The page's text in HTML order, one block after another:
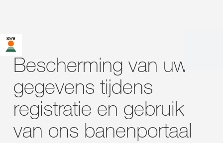
U bent op de KWS-website voor Nederland. Er bestaat een
alternatieve webpagina in uw land voor deze pagina:
Wilt u nu veranderen?
VERANDER
NU
DEZE KEER NIET
VERANDEREN
VRAGEN
Bescherming van uw
gegevens tijdens
registratie en gebruik
van ons banenportaal